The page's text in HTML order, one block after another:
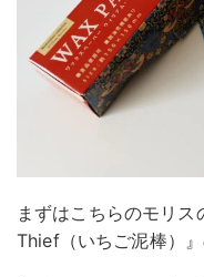
まずはこちらのモリ
Thief（いちご泥棒）』